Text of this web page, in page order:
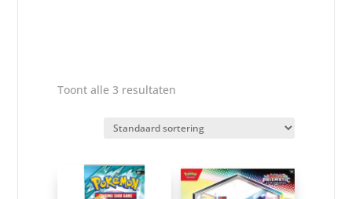
Toont alle 3 resultaten